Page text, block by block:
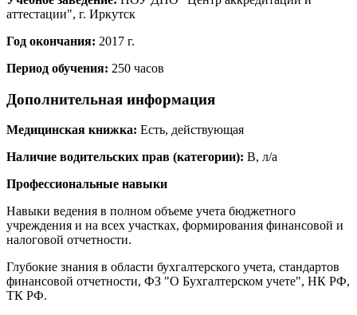
аттестации", г. Иркутск
Год окончания: 2017 г.
Период обучения: 250 часов
Дополнительная информация
Медицинская книжка: Есть, действующая
Наличие водительских прав (категории): В, л/а
Профессиональные навыки
Навыки ведения в полном объеме учета бюджетного
учреждения и на всех участках, формирования финансовой и
налоговой отчетности.
Глубокие знания в области бухгалтерского учета, стандартов
финансовой отчетности, ФЗ "О Бухгалтерском учете", НК РФ,
ТК РФ.